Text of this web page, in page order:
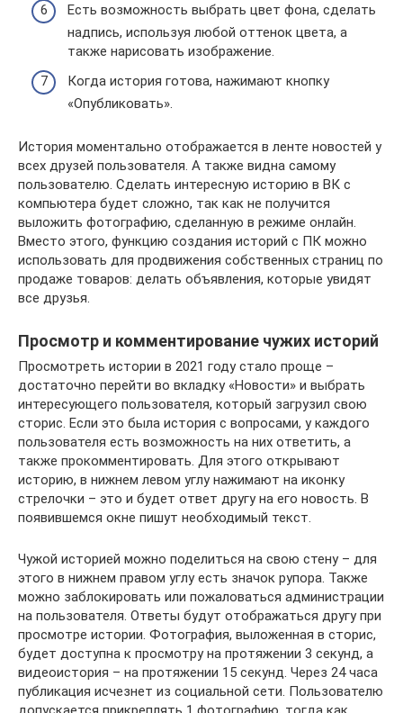
Есть возможность выбрать цвет фона, сделать
надпись, используя любой оттенок цвета, а
также нарисовать изображение.
Когда история готова, нажимают кнопку
«Опубликовать».
История моментально отображается в ленте новостей у
всех друзей пользователя. А также видна самому
пользователю. Сделать интересную историю в ВК с
компьютера будет сложно, так как не получится
выложить фотографию, сделанную в режиме онлайн.
Вместо этого, функцию создания историй с ПК можно
использовать для продвижения собственных страниц по
продаже товаров: делать объявления, которые увидят
все друзья.
Просмотр и комментирование чужих историй
Просмотреть истории в 2021 году стало проще –
достаточно перейти во вкладку «Новости» и выбрать
интересующего пользователя, который загрузил свою
сторис. Если это была история с вопросами, у каждого
пользователя есть возможность на них ответить, а
также прокомментировать. Для этого открывают
историю, в нижнем левом углу нажимают на иконку
стрелочки – это и будет ответ другу на его новость. В
появившемся окне пишут необходимый текст.
Чужой историей можно поделиться на свою стену – для
этого в нижнем правом углу есть значок рупора. Также
можно заблокировать или пожаловаться администрации
на пользователя. Ответы будут отображаться другу при
просмотре истории. Фотография, выложенная в сторис,
будет доступна к просмотру на протяжении 3 секунд, а
видеоистория – на протяжении 15 секунд. Через 24 часа
публикация исчезнет из социальной сети. Пользователю